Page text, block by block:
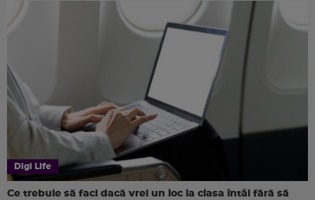
Digi Life
Ce trebuie să faci dacă vrei un loc la clasa întâi fără să